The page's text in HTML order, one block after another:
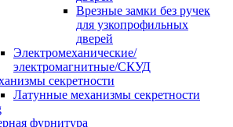
Врезные замки без ручек
для узкопрофильных
дверей
Электромеханические/
электромагнитные/СКУД
секретности
Латунные механизмы секретности
фурнитура